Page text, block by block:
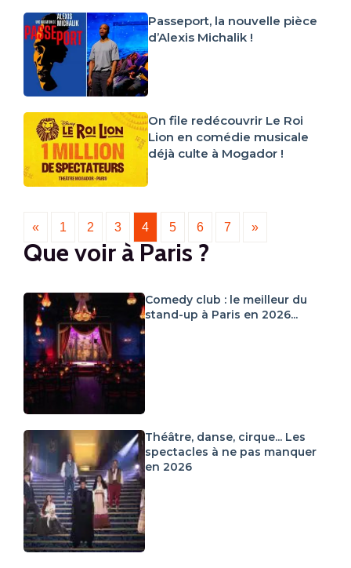
Passeport, la nouvelle pièce
d’Alexis Michalik !
On file redécouvrir Le Roi
Lion en comédie musicale
déjà culte à Mogador !
« 1 2 3 4 5 6 7 »
Que voir à Paris ?
Comedy club : le meilleur du
stand-up à Paris en 2026...
Théâtre, danse, cirque... Les
spectacles à ne pas manquer
en 2026